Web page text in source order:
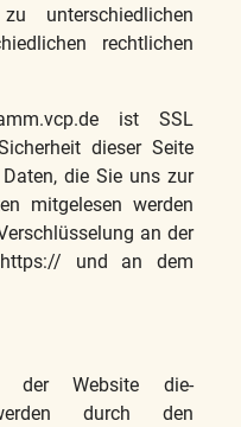
unterschiedlichen
rechtlichen
ist SSL
dieser Seite
die Sie uns zur
mitgelesen werden
an der
https:// und an dem
der Website die-
durch den